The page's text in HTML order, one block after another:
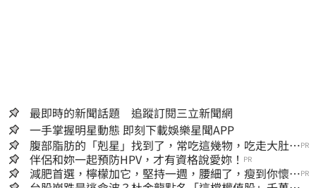
最即時的新聞話題 追蹤訂閱三立新聞網
一手掌握明星動態 即刻下載娛樂星聞APP
腹部脂肪的「剋星」找到了，常吃這幾物，吃走大肚
囊，瘦出小蠻腰
PR
伴侶和妳一起預防HPV，才有資格說愛妳！ PR
減肥首選，檸檬加它，堅持一週，腰細了，瘦到你懷疑PR